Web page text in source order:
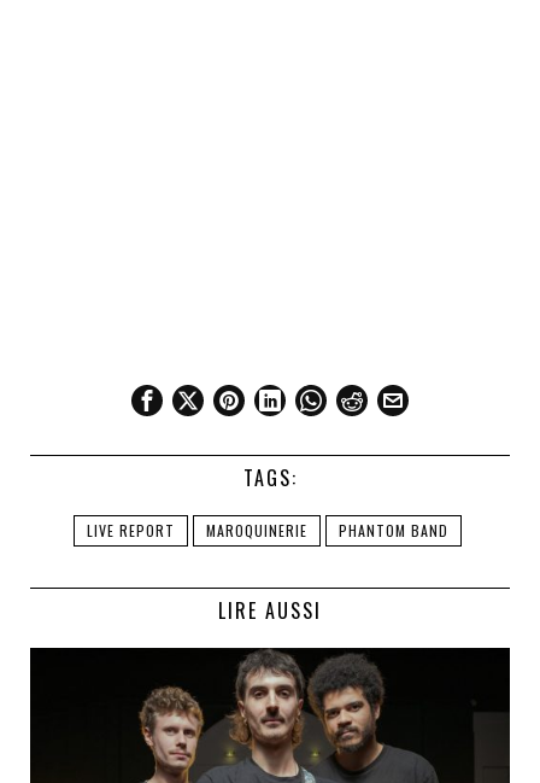
TAGS:
LIVE REPORT MAROQUINERIE PHANTOM BAND
LIRE AUSSI